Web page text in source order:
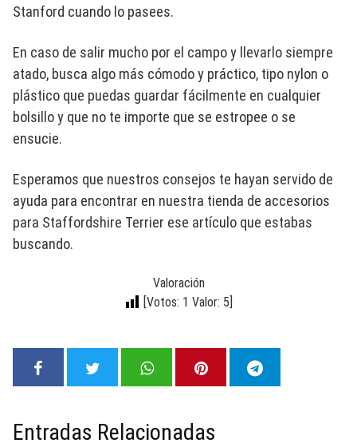
Stanford cuando lo pasees.
En caso de salir mucho por el campo y llevarlo siempre
atado, busca algo más cómodo y práctico, tipo nylon o
plástico que puedas guardar fácilmente en cualquier
bolsillo y que no te importe que se estropee o se
ensucie.
Esperamos que nuestros consejos te hayan servido de
ayuda para encontrar en nuestra tienda de accesorios
para Staffordshire Terrier ese artículo que estabas
buscando.
Valoración
[Votos: 1 Valor: 5
Entradas Relacionadas